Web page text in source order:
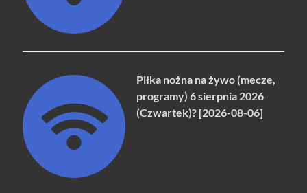
Piłka nożna na żywo (mecze,
programy) 6 sierpnia 2026
(Czwartek)? [2026-08-06]